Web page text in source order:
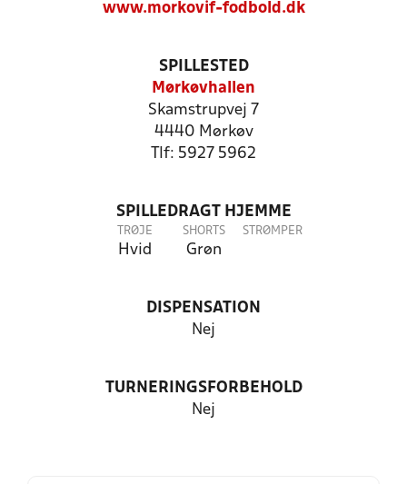
www.morkovif-fodbold.dk
SPILLESTED
Mørkøvhallen
Skamstrupvej 7
4440 Mørkøv
Tlf: 5927 5962
SPILLEDRAGT HJEMME
TRØJE
Hvid
SHORTS
Grøn
STRØMPER
DISPENSATION
Nej
TURNERINGSFORBEHOLD
Nej